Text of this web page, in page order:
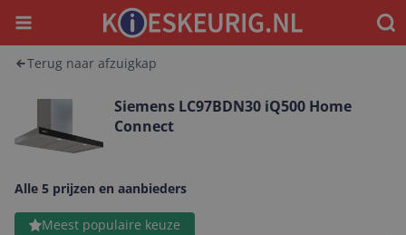
Menu
Terug naar afzuigkap
Siemens LC97BDN30 iQ500 Home
Connect
Alle 5 prijzen en aanbieders
Meest populaire keuze
Bekijk product